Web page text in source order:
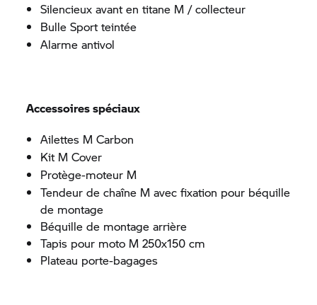
Silencieux avant en titane M / collecteur
Bulle Sport teintée
Alarme antivol
Accessoires spéciaux
Ailettes M Carbon
Kit M Cover
Protège-moteur M
Tendeur de chaîne M avec fixation pour béquille
de montage
Béquille de montage arrière
Tapis pour moto M 250x150 cm
Plateau porte-bagages